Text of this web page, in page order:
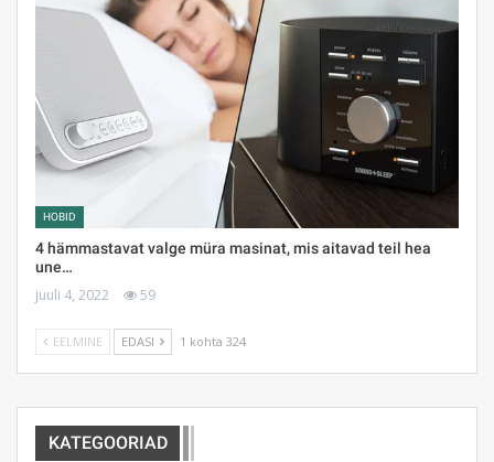
HOBID
4 hämmastavat valge müra masinat, mis aitavad teil hea
une…
juuli 4, 2022 59
EELMINE EDASI 1 kohta 324
KATEGOORIAD